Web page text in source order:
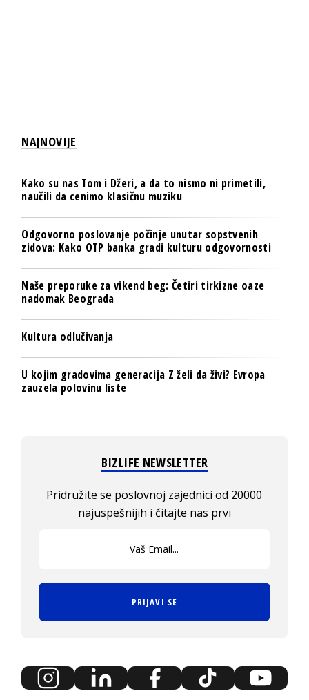
NAJNOVIJE
Kako su nas Tom i Džeri, a da to nismo ni primetili,
naučili da cenimo klasičnu muziku
Odgovorno poslovanje počinje unutar sopstvenih
zidova: Kako OTP banka gradi kulturu odgovornosti
Naše preporuke za vikend beg: Četiri tirkizne oaze
nadomak Beograda
Kultura odlučivanja
U kojim gradovima generacija Z želi da živi? Evropa
zauzela polovinu liste
BIZLIFE NEWSLETTER
Pridružite se poslovnoj zajednici od 20000
najuspešnijih i čitajte nas prvi
PRIJAVI SE